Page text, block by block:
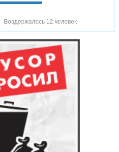
Воздержалось 12 человек